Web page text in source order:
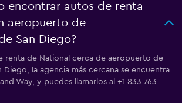
encontrar autos de renta
aeropuerto de
San Diego?
renta de National cerca de aeropuerto de
Diego, la agencia más cercana se encuentra
Way, y puedes llamarlos al +1 833 763